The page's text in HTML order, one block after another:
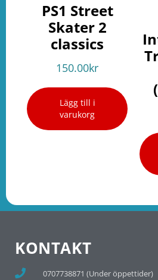
PS1 Street
Skater 2
classics
150.00kr
Lägg till i
varukorg
KONTAKT
0707738871 (Under öppettider)